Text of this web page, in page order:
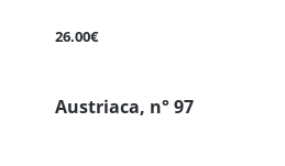
26.00€
Austriaca, n° 97